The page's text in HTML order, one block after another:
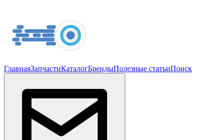
ГлавнаяЗапчастиКаталогБрендыПолезные статьиПоиск